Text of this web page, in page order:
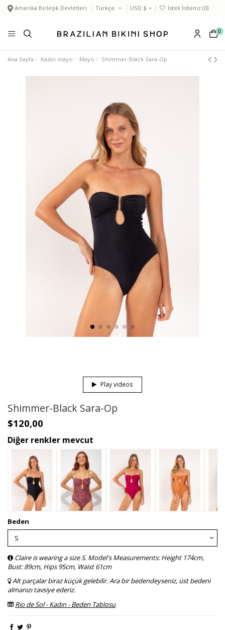
Amerika Birleşik Devletleri Türkçe USD $ İstek listeniz (0)
0
Ana Sayfa Kadın mayo Mayo Shimmer-Black Sara-Op
Play videos
Shimmer-Black Sara-Op
$120,00
Diğer renkler mevcut
Beden
Claire is wearing a size S. Model's Measurements: Height 174cm,
Bust: 89cm, Hips 95cm, Waist 61cm
Alt parçalar biraz küçük gelebilir. Ara bir bedendeyseniz, üst bedeni
almanızı tavsiye ederiz.
Rio de Sol - Kadın - Beden Tablosu